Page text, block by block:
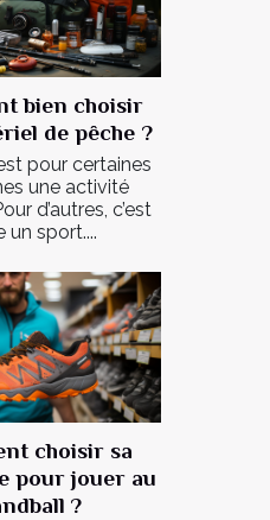
bien choisir
de pêche ?
pour certaines
une activité
d’autres, c’est
un sport....
choisir sa
pour jouer au
?